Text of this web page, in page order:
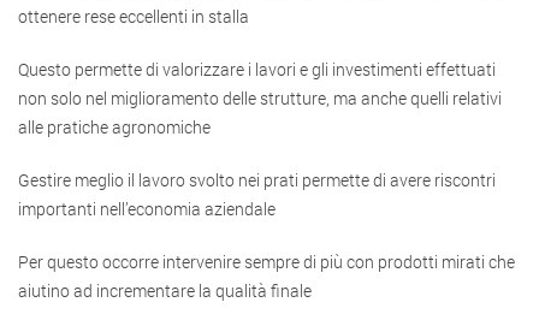
ottenere rese eccellenti in stalla
Questo permette di valorizzare i lavori e gli investimenti effettuati
non solo nel miglioramento delle strutture, ma anche quelli relativi
alle pratiche agronomiche
Gestire meglio il lavoro svolto nei prati permette di avere riscontri
importanti nell’economia aziendale
Per questo occorre intervenire sempre di più con prodotti mirati che
aiutino ad incrementare la qualità finale